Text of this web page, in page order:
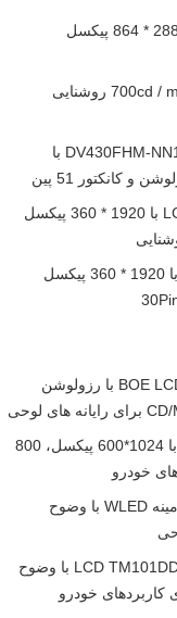
BOE 12.7 اینچ صفحه نمایش LCD کشش با 2880 * 864 پیکسل
صفحه نمایش LCD کشش 37 اینچی BOE با 700cd / m2 روشنایی
صفحه نمایش LCD کشش شده BOE 43 اینچ DV430FHM-NN1 با
BOE ۲۴ اینچ صفحه نمایش LCD کشش بار LCD با 1920 * 360 پیکسل
BOE 19.1 اینچ صفحه نمایش LCD کشش دار با 1920 * 360 پیکسل
صفحه نمایش 8 اینچی BOE LCD NV080WUM-N61 با رزولوشن
صفحه نمایش IVO 10.1 اینچی LCD خودرو با 1024*600 پیکسل، 800
صفحه نمایش LCD 10.1 اینچی با نور پس زمینه WLED با وضوح
10.1 اینچ قطر ماشین صفحه نمایش LCD TM101DDHG01 با وضوح